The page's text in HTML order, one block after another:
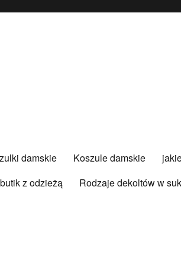
damskie Koszule damskie
z odzieżą Rodzaje dekoltów w